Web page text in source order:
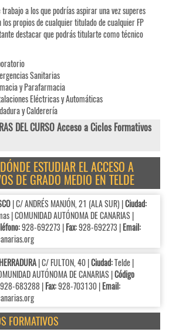
a los que podrías aspirar una vez superes
los propios de cualquier titulado de cualquier FP
destacar que podrás titularte como técnico
Sanitarias
y Parafarmacia
Eléctricas y Automáticas
y Calderería
DEL CURSO Acceso a Ciclos Formativos
ESTUDIAR EL ACCESO A
DE GRADO MEDIO EN TELDE
| C/ ANDRÉS MANJÓN, 21 (ALA SUR) |Ciudad:
| COMUNIDAD AUTÓNOMA DE CANARIAS |
928-692273 |Fax:928-692273 |Email:
| C/ FULTON, 40 |Ciudad:Telde |
AUTÓNOMA DE CANARIAS |Código
928-683288 |Fax:928-703130 |Email:
FORMATIVOS